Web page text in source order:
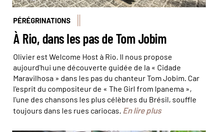
PÉRÉGRINATIONS
À Rio, dans les pas de Tom Jobim
Olivier est Welcome Host à Rio. Il nous propose
aujourd'hui une découverte guidée de la « Cidade
Maravilhosa » dans les pas du chanteur Tom Jobim. Car
l'esprit du compositeur de « The Girl from Ipanema »,
l'une des chansons les plus célèbres du Brésil, souffle
toujours dans les rues cariocas. En lire plus